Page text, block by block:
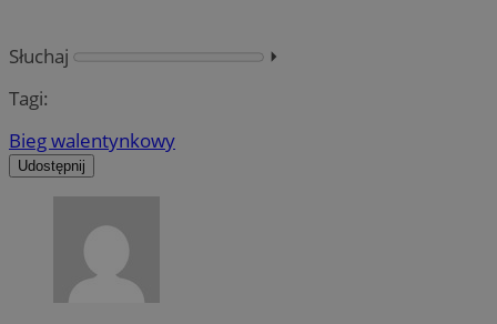
Słuchaj
⏵︎
Tagi:
Bieg walentynkowy
Udostępnij